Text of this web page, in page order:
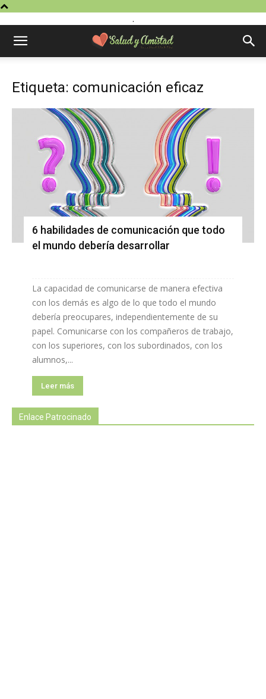
.
Etiqueta: comunicación eficaz
6 habilidades de comunicación que todo
el mundo debería desarrollar
La capacidad de comunicarse de manera efectiva
con los demás es algo de lo que todo el mundo
debería preocupares, independientemente de su
papel. Comunicarse con los compañeros de trabajo,
con los superiores, con los subordinados, con los
alumnos,...
Leer más
Enlace Patrocinado